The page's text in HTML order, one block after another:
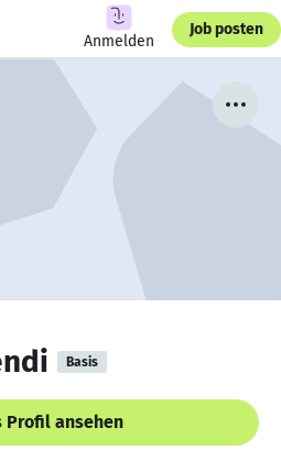
Anmelden
Job posten
Basis
Profil ansehen